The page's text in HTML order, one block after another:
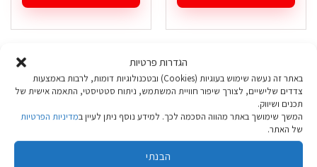
הגדרות פרטיות
באתר זה נעשה שימוש בעוגיות (Cookies) ובטכנולוגיות דומות, לרבות באמצעות
צדדים שלישיים, לצורך שיפור חוויית המשתמש, ניתוח סטטיסטי, התאמה אישית של
תכנים ושיווק.
המשך שימושך באתר מהווה הסכמה לכך. למידע נוסף ניתן לעיין במדיניות הפרטיות
של האתר.
הבנתי
זה
ניתן
לבחור
את
האפשרויות
בעמוד
זה
סוגים.
ניתן
לבחור
האפשרויות